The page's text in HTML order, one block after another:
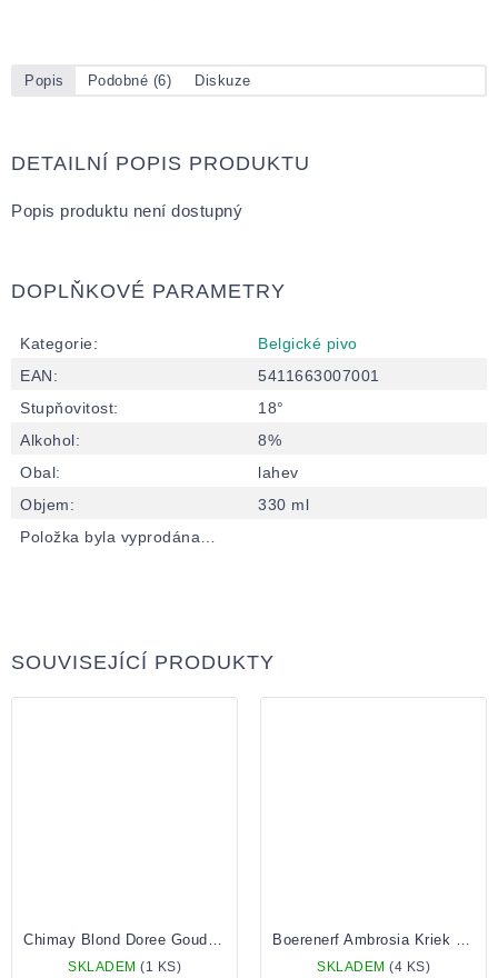
Popis Podobné (6) Diskuze
DETAILNÍ POPIS PRODUKTU
Popis produktu není dostupný
DOPLŇKOVÉ PARAMETRY
Kategorie:
Belgické pivo
EAN:
5411663007001
Stupňovitost:
18°
Alkohol:
8%
Obal:
lahev
Objem:
330 ml
Položka byla vyprodána…
SOUVISEJÍCÍ PRODUKTY
SKLADEM (1 KS) SKLADEM (4 KS)